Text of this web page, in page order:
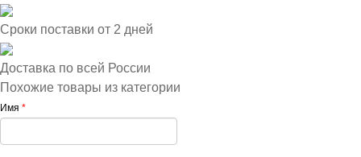
Сроки поставки от 2 дней
Доставка по всей России
Похожие товары из категории
Имя *